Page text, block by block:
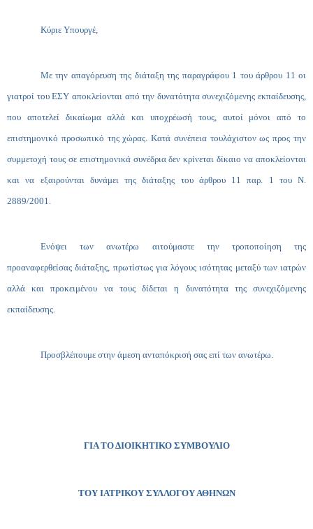
Κύριε Υπουργέ,
Με την απαγόρευση της διάταξη της παραγράφου 1 του άρθρου 11 οι
γιατροί του ΕΣΥ αποκλείονται από την δυνατότητα συνεχιζόμενης εκπαίδευσης,
που αποτελεί δικαίωμα αλλά και υποχρέωσή τους, αυτοί μόνοι από το
επιστημονικό προσωπικό της χώρας. Κατά συνέπεια τουλάχιστον ως προς την
συμμετοχή τους σε επιστημονικά συνέδρια δεν κρίνεται δίκαιο να αποκλείονται
και να εξαιρούνται δυνάμει της διάταξης του άρθρου 11 παρ. 1 του Ν.
2889/2001.
Ενόψει των ανωτέρω αιτούμαστε την τροποποίηση της
προαναφερθείσας διάταξης, πρωτίστως για λόγους ισότητας μεταξύ των ιατρών
αλλά και προκειμένου να τους δίδεται η δυνατότητα της συνεχιζόμενης
εκπαίδευσης.
Προσβλέπουμε στην άμεση ανταπόκρισή σας επί των ανωτέρω.
ΓΙΑ ΤΟ ΔΙΟΙΚΗΤΙΚΟ ΣΥΜΒΟΥΛΙΟ
ΤΟΥ ΙΑΤΡΙΚΟΥ ΣΥΛΛΟΓΟΥ ΑΘΗΝΩΝ